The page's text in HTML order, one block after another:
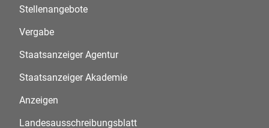
Stellenangebote
Vergabe
Staatsanzeiger Agentur
Staatsanzeiger Akademie
Anzeigen
Landesausschreibungsblatt